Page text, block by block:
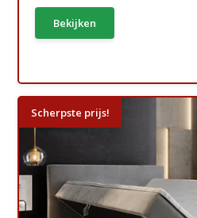
Bekijken
Scherpste prijs!